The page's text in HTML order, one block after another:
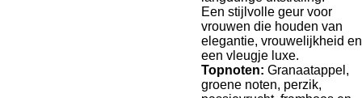
Een stijlvolle geur voor
vrouwen die houden van
elegantie, vrouwelijkheid en
een vleugje luxe.
Topnoten: Granaatappel,
groene noten, perzik,